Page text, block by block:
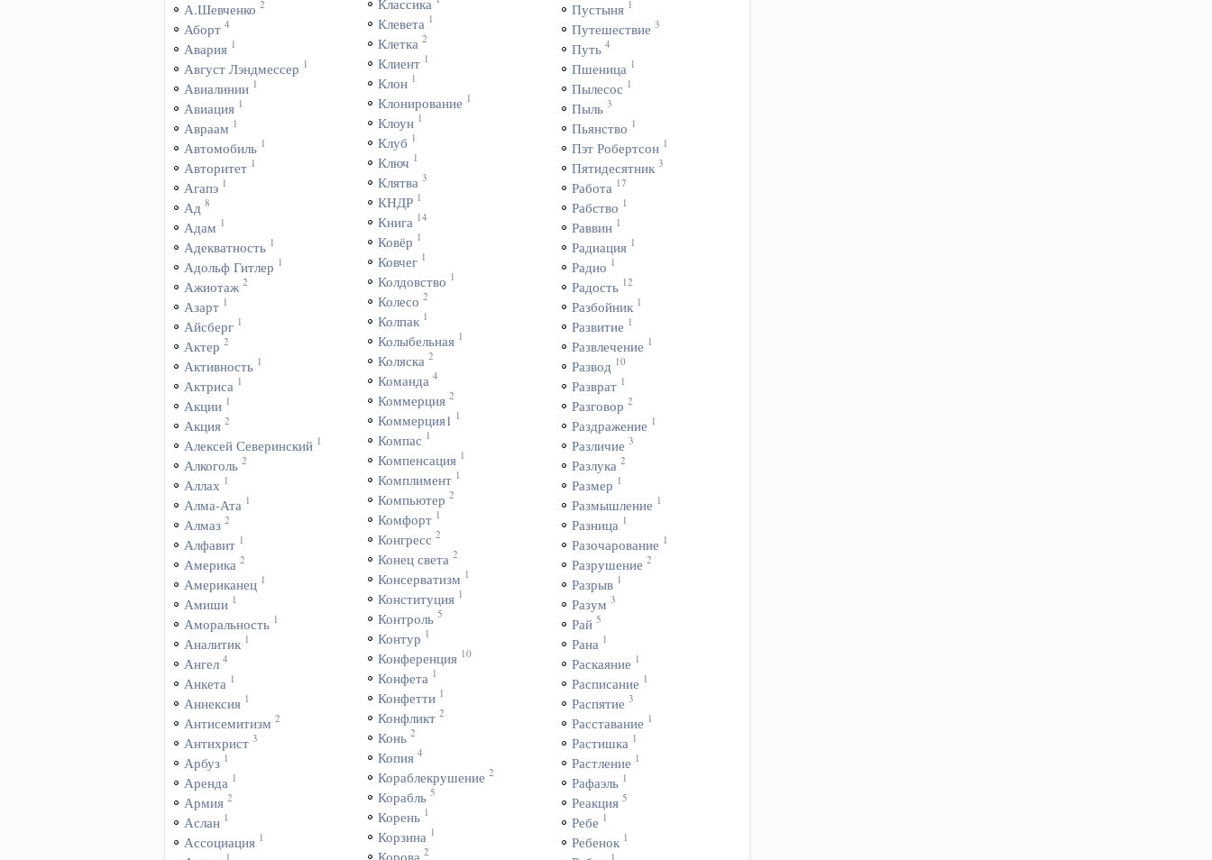
А.Шевченко 2
Аборт 4
Авария 1
Август Лэндмессер 1
Авиалинии 1
Авиация 1
Авраам 1
Автомобиль 1
Авторитет 1
Агапэ 1
Ад 8
Адам 1
Адекватность 1
Адольф Гитлер 1
Ажиотаж 2
Азарт 1
Айсберг 1
Актер 2
Активность 1
Актриса 1
Акции 1
Акция 2
Алексей Северинский 1
Алкоголь 2
Аллах 1
Алма-Ата 1
Алмаз 2
Алфавит 1
Америка 2
Американец 1
Амиши 1
Аморальность 1
Аналитик 1
Ангел 4
Анкета 1
Аннексия 1
Антисемитизм 2
Антихрист 3
Арбуз 1
Аренда 1
Армия 2
Аслан 1
Ассоциация 1
1
Классика
Клевета 1
Клетка 2
Клиент 1
Клон 1
Клонирование 1
Клоун 1
Клуб 1
Ключ 1
Клятва 3
КНДР 1
Книга 14
Ковёр 1
Ковчег 1
Колдовство 1
Колесо 2
Колпак 1
Колыбельная 1
Коляска 2
Команда 4
Коммерция 2
Коммерция1 1
Компас 1
Компенсация 1
Комплимент 1
Компьютер 2
Комфорт 1
Конгресс 2
Конец света 2
Консерватизм 1
Конституция 1
Контроль 5
Контур 1
Конференция 10
Конфета 1
Конфетти 1
Конфликт 2
Конь 2
Копия 4
Кораблекрушение 2
Корабль 5
Корень 1
Корзина 1
2
Пустыня 1
Путешествие 3
Путь 4
Пшеница 1
Пылесос 1
Пыль 3
Пьянство 1
Пэт Робертсон 1
Пятидесятник 3
Работа 17
Рабство 1
Раввин 1
Радиация 1
Радио 1
Радость 12
Разбойник 1
Развитие 1
Развлечение 1
Развод 10
Разврат 1
Разговор 2
Раздражение 1
Различие 3
Разлука 2
Размер 1
Размышление 1
Разница 1
Разочарование 1
Разрушение 2
Разрыв 1
Разум 3
Рай 5
Рана 1
Раскаяние 1
Расписание 1
Распятие 3
Расставание 1
Растишка 1
Растление 1
Рафаэль 1
Реакция 5
Ребе 1
Ребенок 1
1